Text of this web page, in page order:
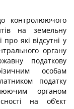
контролюючого
на земельну
які відсутні у
органу
податкову
особам
податку
органом
на об’єкт